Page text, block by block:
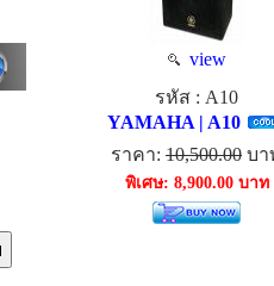
view
รหัส : A10
YAMAHA | A10
ราคา: 10,500.00 บา
พิเศษ: 8,900.00 บาท